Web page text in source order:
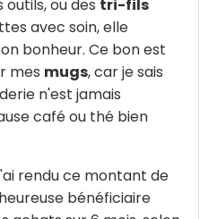
ou des tri-fils
avec soin, elle
bonheur. Ce bon est
mes mugs, car je sais
n'est jamais
café ou thé bien
rendu ce montant de
bénéficiaire